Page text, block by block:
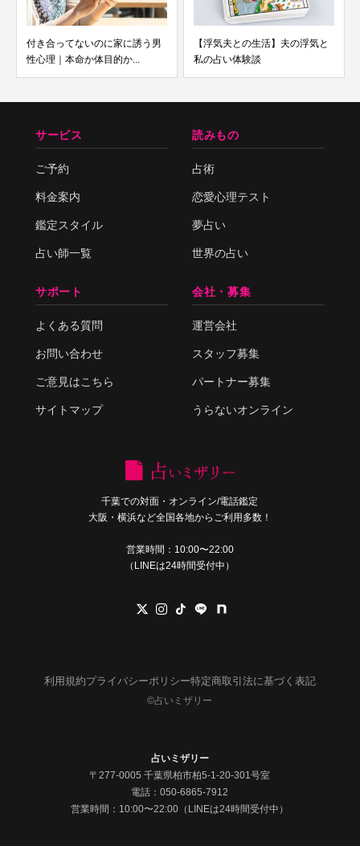
付き合ってないのに家に誘う男
性心理｜本命か体目的か...
【浮気夫との生活】夫の浮気と
私の占い体験談
サービス
ご予約
料金案内
鑑定スタイル
占い師一覧
読みもの
占術
恋愛心理テスト
夢占い
世界の占い
サポート
よくある質問
お問い合わせ
ご意見はこちら
サイトマップ
会社・募集
運営会社
スタッフ募集
パートナー募集
うらないオンライン
千葉での対面・オンライン/電話鑑定
大阪・横浜など全国各地からご利用多数！
営業時間：10:00〜22:00
（LINEは24時間受付中）
利用規約プライバシーポリシー特定商取引法に基づく表記
©︎占いミザリー
占いミザリー
〒277-0005 千葉県柏市柏5-1-20-301号室
電話：050-6865-7912
営業時間：10:00〜22:00（LINEは24時間受付中）